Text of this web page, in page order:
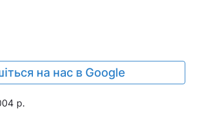
на нас в Google
р.